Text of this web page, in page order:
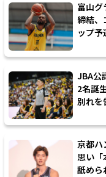
富山グ
締結、
ップ
JBA公
2名誕
別れを
京都ハ
思い「
舐めら